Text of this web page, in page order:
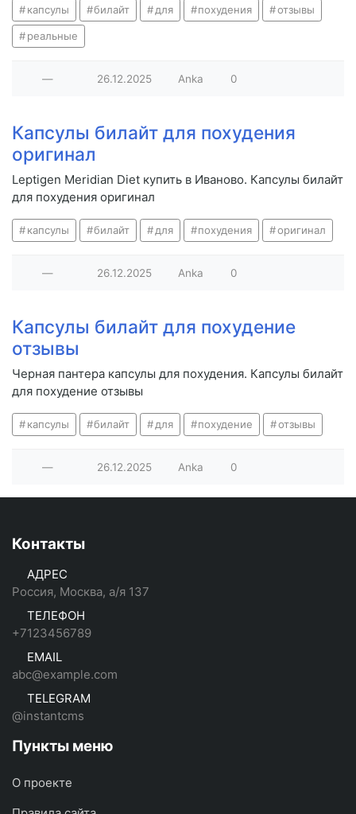
капсулы билайт для похудения отзывы
реальные
— 26.12.2025 Anka 0
Капсулы билайт для похудения
оригинал
Leptigen Meridian Diet купить в Иваново. Капсулы билайт
для похудения оригинал
капсулы билайт для похудения оригинал
— 26.12.2025 Anka 0
Капсулы билайт для похудение
отзывы
Черная пантера капсулы для похудения. Капсулы билайт
для похудение отзывы
капсулы билайт для похудение отзывы
— 26.12.2025 Anka 0
Контакты
АДРЕС
Россия, Москва, а/я 137
ТЕЛЕФОН
+7123456789
EMAIL
abc@example.com
TELEGRAM
@instantcms
Пункты меню
О проекте